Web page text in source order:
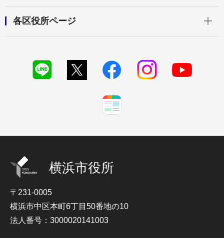
各区役所ページ
横浜市役所
〒231-0005
横浜市中区本町6丁目50番地の10
法人番号：3000020141003